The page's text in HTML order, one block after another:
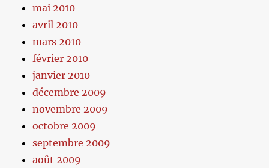
mai 2010
avril 2010
mars 2010
février 2010
janvier 2010
décembre 2009
novembre 2009
octobre 2009
septembre 2009
août 2009